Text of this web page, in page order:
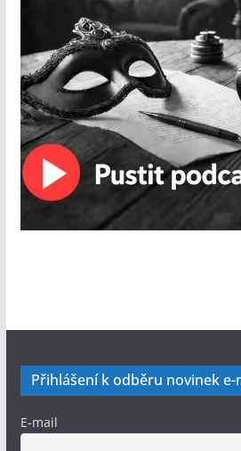
Přihlášení k odběru novinek e-
E-mail